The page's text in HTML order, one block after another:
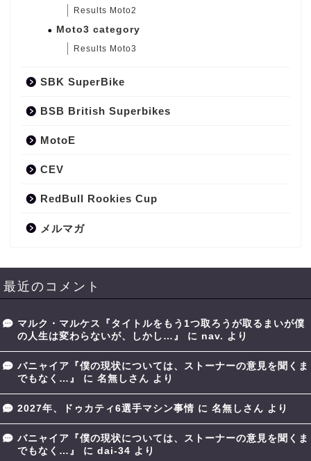
Results Moto2
Moto3 category
Results Moto3
SBK SuperBike
BSB British Superbikes
MotoE
CEV
RedBull Rookies Cup
メルマガ
最近のコメント
マルク・マルケス『タイトルをもう1つ取ろうが取るまいが僕
の人生は変わらないが、しかし…』
に nav. より
バニャイア『僕の現状については、ストーナーの意見を聞くま
でもなく…』
に 名無しさん より
2027年、ドゥカティ6選手マシン事情 に 名無しさん より
バニャイア『僕の現状については、ストーナーの意見を聞くま
でもなく…』
に dai-34 より